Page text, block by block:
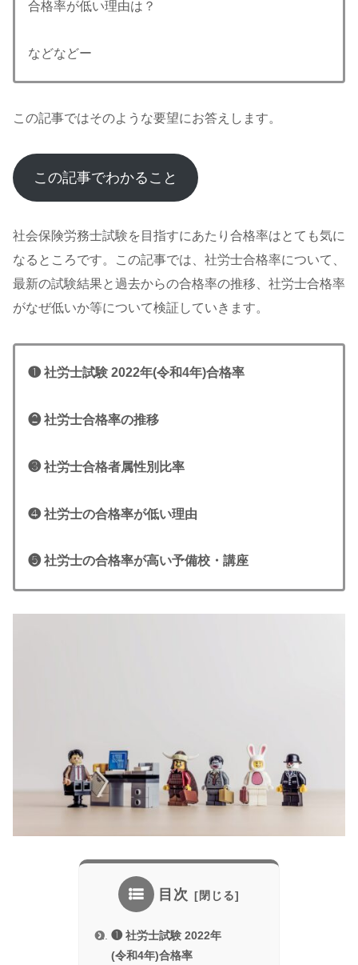
合格率が低い理由は？
などなどー
この記事ではそのような要望にお答えします。
この記事でわかること
社会保険労務士試験を目指すにあたり合格率はとても気に
なるところです。この記事では、社労士合格率について、
最新の試験結果と過去からの合格率の推移、社労士合格率
がなぜ低いか等について検証していきます。
❶ 社労士試験 2022年(令和4年)合格率
❷ 社労士合格率の推移
❸ 社労士合格者属性別比率
❹ 社労士の合格率が低い理由
❺ 社労士の合格率が高い予備校・講座
目次
❶ 社労士試験 2022年
(令和4年)合格率